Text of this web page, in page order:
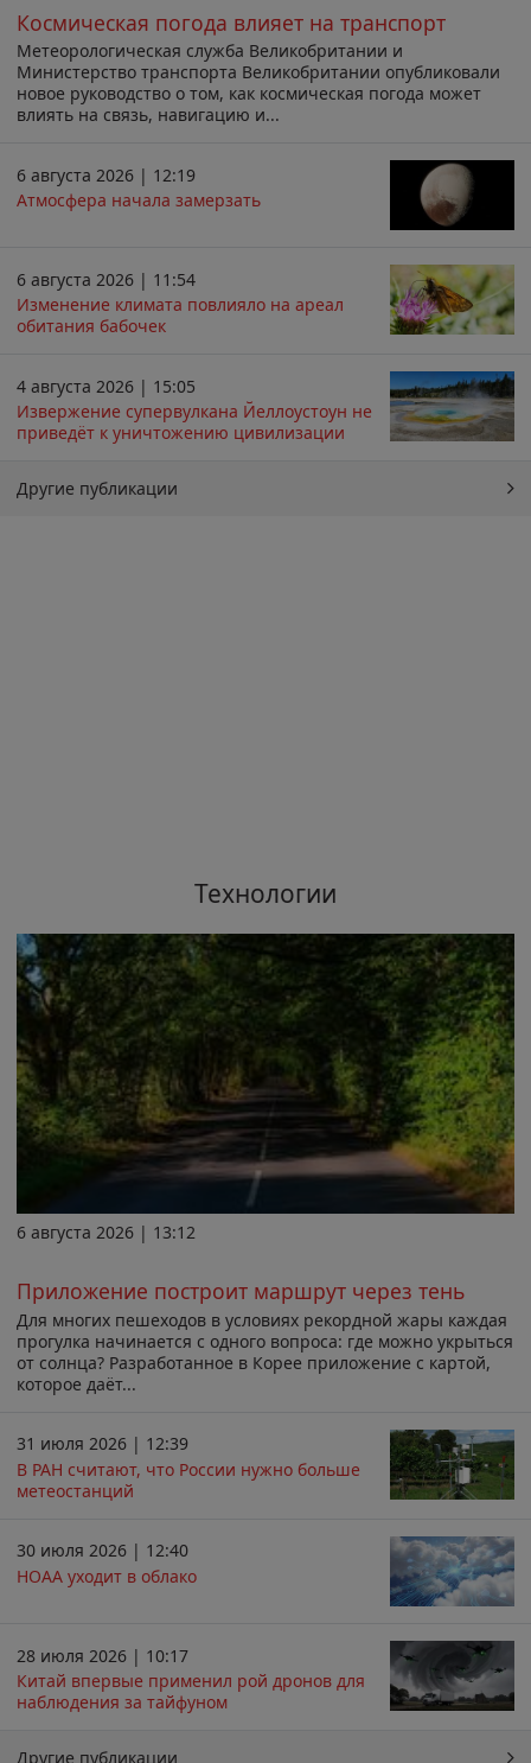
Космическая погода влияет на транспорт
Метеорологическая служба Великобритании и
Министерство транспорта Великобритании опубликовали
новое руководство о том, как космическая погода может
влиять на связь, навигацию и...
6 августа 2026 | 12:19
Атмосфера начала замерзать
6 августа 2026 | 11:54
Изменение климата повлияло на ареал
обитания бабочек
4 августа 2026 | 15:05
Извержение супервулкана Йеллоустоун не
приведёт к уничтожению цивилизации
Другие публикации
Технологии
6 августа 2026 | 13:12
Приложение построит маршрут через тень
Для многих пешеходов в условиях рекордной жары каждая
прогулка начинается с одного вопроса: где можно укрыться
от солнца? Разработанное в Корее приложение с картой,
которое даёт...
31 июля 2026 | 12:39
В РАН считают, что России нужно больше
метеостанций
30 июля 2026 | 12:40
НОАА уходит в облако
28 июля 2026 | 10:17
Китай впервые применил рой дронов для
наблюдения за тайфуном
Другие публикации